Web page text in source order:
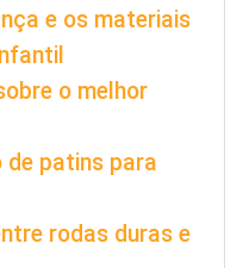
e os materiais
o melhor
de patins para
rodas duras e